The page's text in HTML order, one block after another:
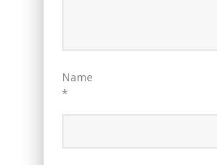
Name
*